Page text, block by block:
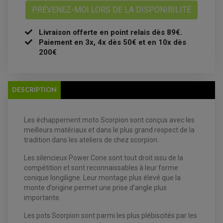
BOUGIE NGK
FILTRE A AIR
FILTRE A HUILE
OUTILLAGE
PRODUIT D'ENTRETIEN
EQUIPEMENT ELECTRIQUE QUAD / SSV
ACCESSOIRES ELECTRIQUE QUAD / SSV
CHARGEUR DE BATTERIE QUAD / SSV
COMPTEUR QUAD / SSV
CONTACTEUR A CLÉ QUAD
DÉMARREUR
ECLAIRAGE LED / HALOGÈNE
STATOR ET REDRESSEUR / REGULATEUR
VENTILATEUR DE RADIATEUR
PRÉVENEZ-MOI LORS DE LA DISPONIBILITÉ
Livraison offerte en point relais dès 89€.
Paiement en 3x, 4x dès 50€ et en 10x dès
200€
DESCRIPTION
Les échappement moto Scorpion sont conçus avec les
meilleurs matériaux et dans le plus grand respect de la
tradition dans les ateliers de chez scorpion.
Les silencieux Power Cone sont tout droit issu de la
compétition et sont reconnaissables à leur forme
conique longiligne. Leur montage plus élevé que la
monte d’origine permet une prise d’angle plus
importante.
Les pots Scorpion sont parmi les plus plébiscités par les